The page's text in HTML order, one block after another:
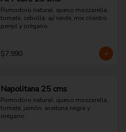
Pomodoro natural, queso mozzarella,
tomate, cebolla, ají verde, mix cilantro
perejil y orégano.
$7.990
Napolitana 25 cms
Pomodoro natural, queso mozzarella,
tomate, jamón, aceituna negra y
orégano.